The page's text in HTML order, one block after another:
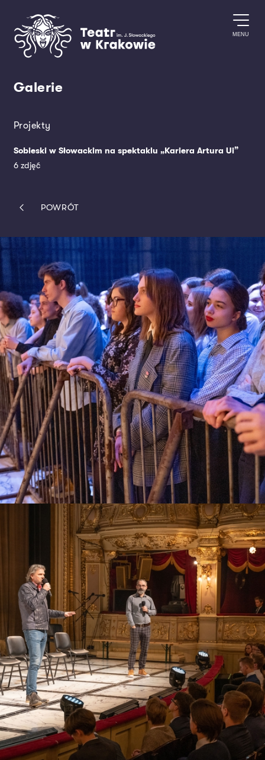
MENU
Galerie
Projekty
Sobieski w Słowackim na spektaklu „Kariera Artura Ui”
6 zdjęć
POWRÓT